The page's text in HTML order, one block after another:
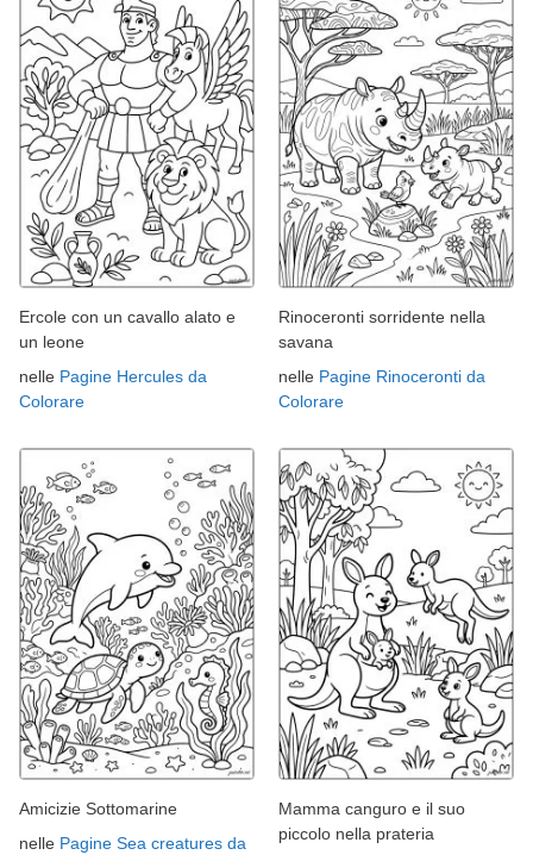
Ercole con un cavallo alato e
un leone
nelle Pagine Hercules da
Colorare
Rinoceronti sorridente nella
savana
nelle Pagine Rinoceronti da
Colorare
Amicizie Sottomarine
nelle Pagine Sea creatures da
Mamma canguro e il suo
piccolo nella prateria